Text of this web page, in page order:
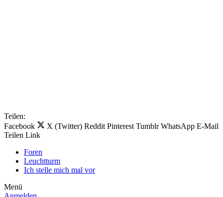
Teilen:
Facebook
X (Twitter) Reddit Pinterest Tumblr WhatsApp E-Mail
Teilen Link
Foren
Leuchtturm
Ich stelle mich mal vor
Menü